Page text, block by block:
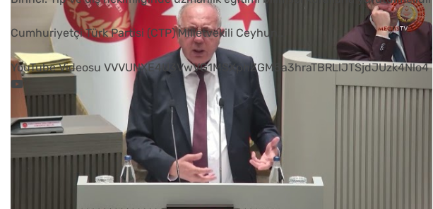
Cumhuriyetçi Türk Partisi (CTP) Milletvekili Ceyhun
YouTube Videosu VVVUNXE4U3VwVG1MSXphZGM5a3hraTBRLlJTSjdJUzk4Nlo4